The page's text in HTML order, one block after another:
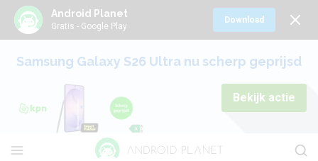
Android Planet
Gratis - Google Play
Download
Samsung Galaxy S26 Ultra nu scherp geprijsd
Bekijk actie